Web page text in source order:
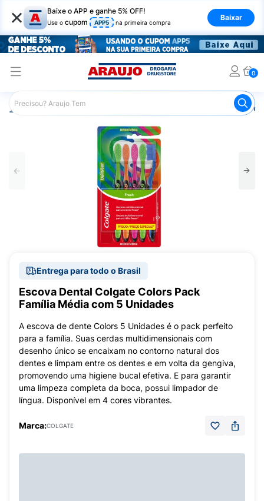
× Baixe o APP e ganhe 5% OFF!
Use o cupom APP5 na primeira compra
Baixar
0
Araujo Higiene Pessoal Escova de
Entrega para todo o Brasil
Escova Dental Colgate Colors Pack
Família Média com 5 Unidades
A escova de dente Colors 5 Unidades é o pack perfeito
para a família. Suas cerdas multidimensionais com
desenho único se encaixam no contorno natural dos
dentes e limpam entre os dentes e em volta da gengiva,
promovendo uma higiene bucal efetiva. E para garantir
uma limpeza completa da boca, possui limpador de
língua. Disponível em 4 cores vibrantes.
Marca:COLGATE